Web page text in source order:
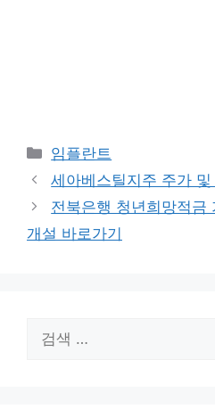
카
테
고
리
임플란트
세아베스틸지주 주가 및
전북은행 청년희망적금
개설 바로가기
색: